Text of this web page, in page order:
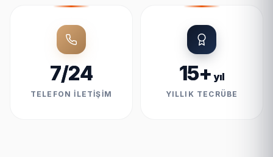
7/24
TELEFON İLETIŞIM
15+ yıl
YILLIK TECRÜBE